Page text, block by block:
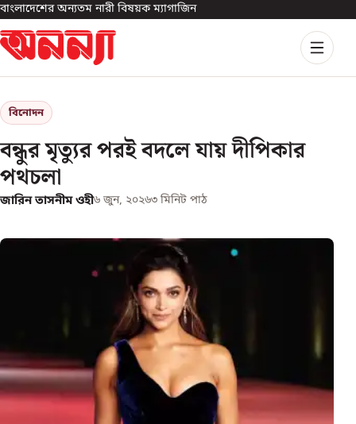
বাংলাদেশের অন্যতম নারী বিষয়ক ম্যাগাজিন
বিনোদন
বন্ধুর মৃত্যুর পরই বদলে যায় দীপিকার
পথচলা
জারিন তাসনীম ওহী৬ জুন, ২০২৬৩ মিনিট পাঠ